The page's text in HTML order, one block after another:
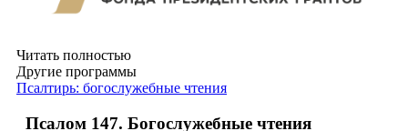
Читать полностью
Другие программы
Псалтирь: богослужебные чтения
Псалом 147. Богослужебные чтения